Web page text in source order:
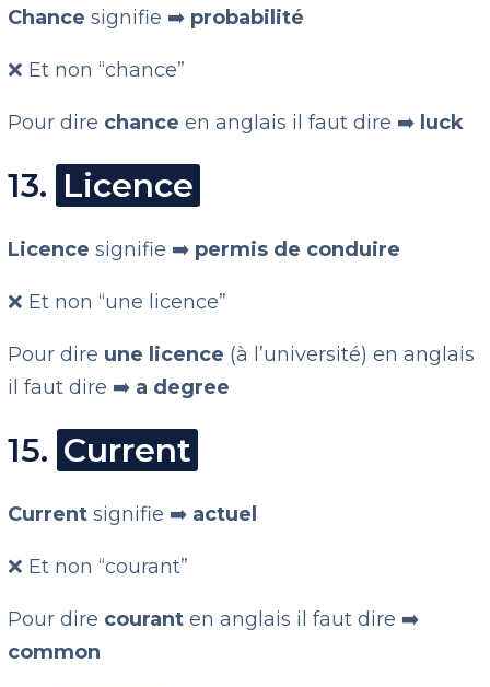
Chancesignifie ➡️ probabilité
❌ Et non “chance”
Pour dire chanceen anglais il faut dire ➡️ luck
13. Licence
Licencesignifie ➡️ permis de conduire
❌ Et non “une licence”
Pour dire une licence (à l’université) en anglais
il faut dire ➡️ a degree
15. Current
Currentsignifie ➡️ actuel
❌ Et non “courant”
Pour dire courant en anglais il faut dire ➡️
common